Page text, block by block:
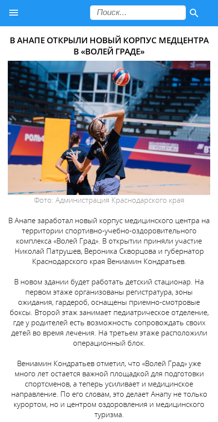
В АНАПЕ ОТКРЫЛИ НОВЫЙ КОРПУС МЕДЦЕНТРА
В «ВОЛЕЙ ГРАДЕ»
Фото: Администрация Краснодарского края
В Анапе заработал новый корпус медицинского центра на
территории спортивно-учебно-оздоровительного
комплекса «Волей Град». В открытии приняли участие
Николай Патрушев, Вероника Скворцова и губернатор
Краснодарского края Вениамин Кондратьев.
В новом здании будет работать детский стационар. На
первом этаже организованы регистратура, зоны
ожидания, гардероб, оснащены приемно-смотровые
боксы. Второй этаж занимает педиатрическое отделение,
где у родителей есть возможность сопровождать своих
детей во время лечения. На третьем этаже расположили
операционный блок.
Вениамин Кондратьев отметил, что «Волей Град» уже
много лет остается важной площадкой для подготовки
спортсменов, а теперь усиливает и медицинское
направление. По его словам, это делает Анапу не только
курортом, но и центром оздоровления и медицинского
туризма.